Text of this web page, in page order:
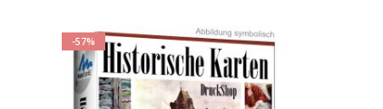
-57%